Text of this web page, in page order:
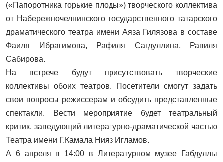
(«Папоротника горькие плоды») творческого коллектива
от Набережночелнинского государственного татарского
драматического театра имени Аяза Гилязова в составе
Фаиля Ибрагимова, Рафиля Сагдуллина, Равиля
Сабирова.
На встрече будут присутствовать творческие
коллективы обоих театров. Посетители смогут задать
свои вопросы режиссерам и обсудить представленные
спектакли. Вести мероприятие будет театральный
критик, заведующий литературно-драматической частью
Театра имени Г.Камала Нияз Игламов.
А 6 апреля в 14:00 в Литературном музее Габдуллы